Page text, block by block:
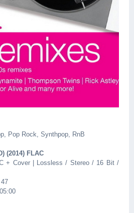
Pop Rock, Synthpop, RnB
(2014) FLAC
+ Cover | Lossless / Stereo / 16 Bit /